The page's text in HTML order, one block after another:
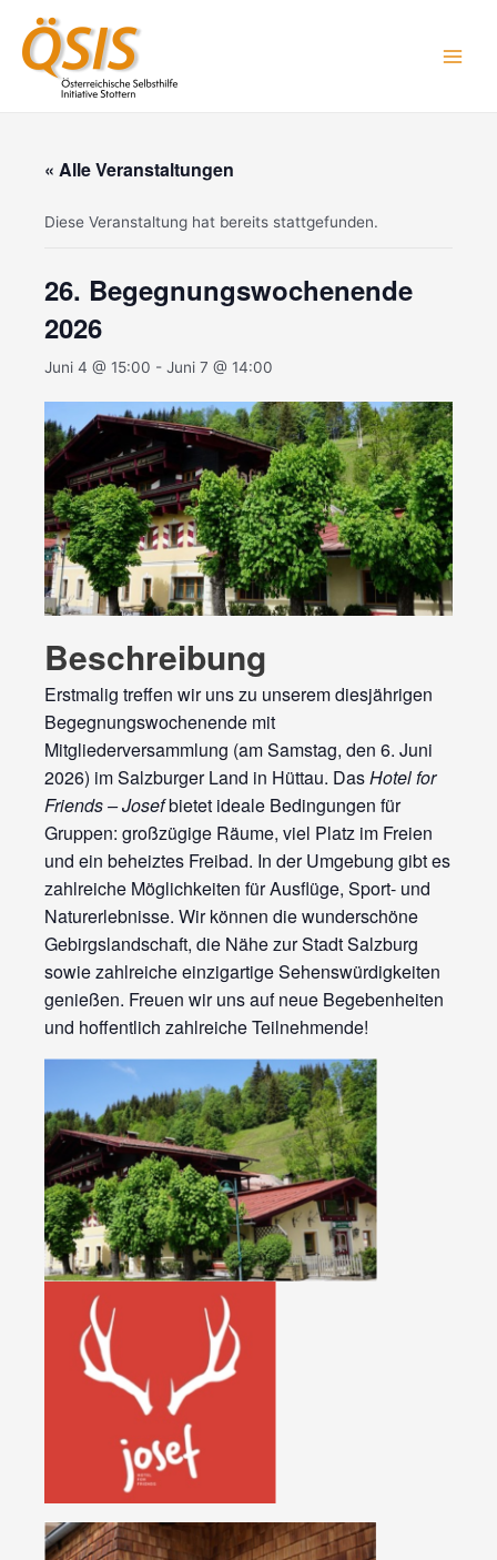
Inhalt
springen
« Alle Veranstaltungen
Diese Veranstaltung hat bereits stattgefunden.
26. Begegnungswochenende
2026
Juni 4 @ 15:00 - Juni 7 @ 14:00
Beschreibung
Erstmalig treffen wir uns zu unserem diesjährigen
Begegnungswochenende mit
Mitgliederversammlung (am Samstag, den 6. Juni
2026) im Salzburger Land in Hüttau. DasHotel for
Friends – Josefbietet ideale Bedingungen für
Gruppen: großzügige Räume, viel Platz im Freien
und ein beheiztes Freibad. In der Umgebung gibt es
zahlreiche Möglichkeiten für Ausflüge, Sport- und
Naturerlebnisse. Wir können die wunderschöne
Gebirgslandschaft, die Nähe zur Stadt Salzburg
sowie zahlreiche einzigartige Sehenswürdigkeiten
genießen. Freuen wir uns auf neue Begebenheiten
und hoffentlich zahlreiche Teilnehmende!